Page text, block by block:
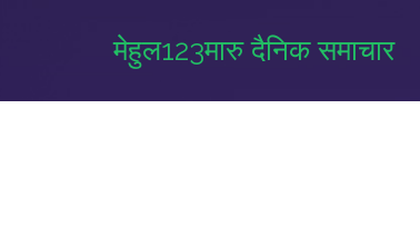
मेहुल123मारु दैनिक समाचार